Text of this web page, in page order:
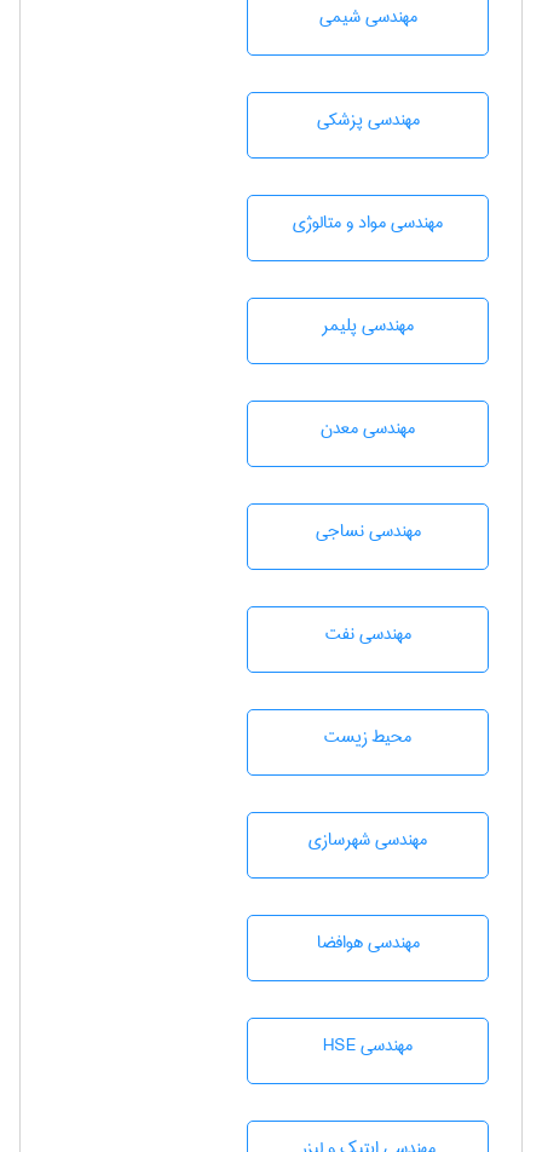
مهندسي شيمی
مهندسی پزشکی
مهندسی مواد و متالوژی
مهندسی پليمر
مهندسی معدن
مهندسي نساجی
مهندسی نفت
محيط زيست
مهندسی شهرسازی
مهندسی هوافضا
مهندسی HSE